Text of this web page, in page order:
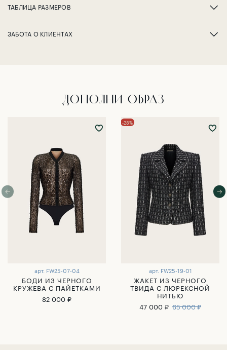
ТАБЛИЦА РАЗМЕРОВ
ЗАБОТА О КЛИЕНТАХ
ДОПОЛНИ ОБРАЗ
арт. FW25-07-04
БОДИ ИЗ ЧЕРНОГО
КРУЖЕВА С ПАЙЕТКАМИ
82 000 ₽
-28%
арт. FW25-19-01
ЖАКЕТ ИЗ ЧЕРНОГО
ТВИДА С ЛЮРЕКСНОЙ
НИТЬЮ
47 000 ₽ 65 000 ₽